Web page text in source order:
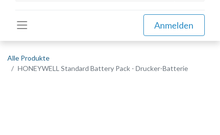
Anmelden
Alle Produkte
HONEYWELL Standard Battery Pack - Drucker-Batterie